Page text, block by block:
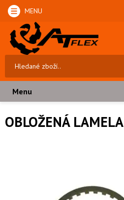
MENU
Menu
OBLOŽENÁ LAMELA